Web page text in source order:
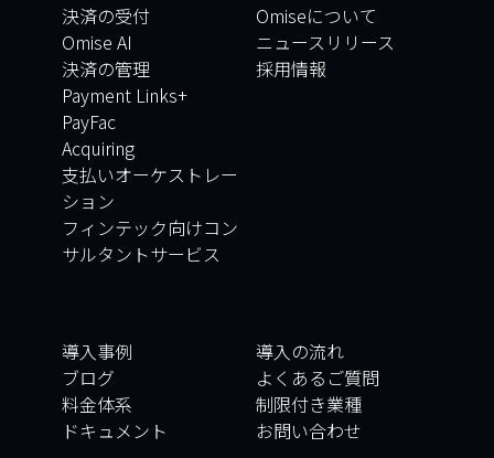
決済の受付
Omise AI
決済の管理
Payment Links+
PayFac
Acquiring
支払いオーケストレー
ション
フィンテック向けコン
サルタントサービス
Omiseについて
ニュースリリース
採用情報
導入事例
ブログ
料金体系
ドキュメント
導入の流れ
よくあるご質問
制限付き業種
お問い合わせ